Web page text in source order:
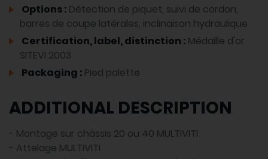
Options : Détection de piquet, suivi de cordon,
barres de coupe latérales, inclinaison hydraulique
Certification, label, distinction : Médaille d'or
SITEVI 2003
Packaging : Pied palette
ADDITIONAL DESCRIPTION
- Montage sur châssis 20 ou 40 MULTIVITI
- Attelage MULTIVITI